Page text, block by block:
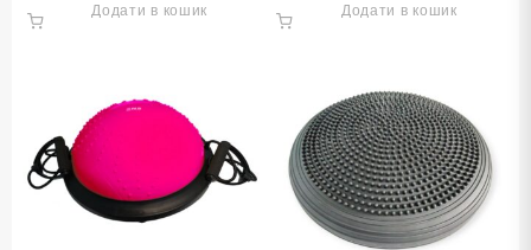
Додати в кошик Додати в кошик